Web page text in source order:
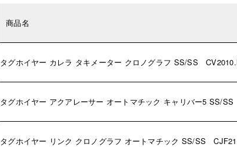
商品名
タグホイヤー カレラ タキメーター クロノグラフ SS/SS
タグホイヤー アクアレーサー オートマチック キャリバー5 SS/
タグホイヤー リンク クロノグラフ オートマチック SS/SS